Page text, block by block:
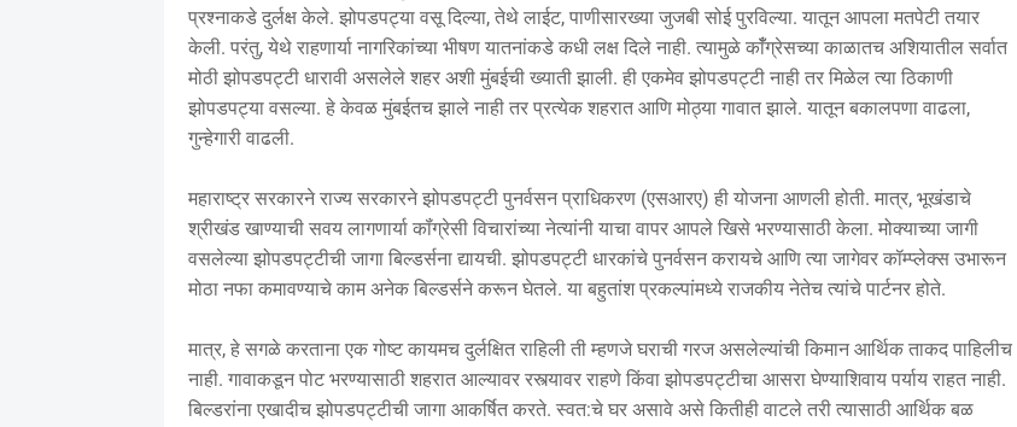
प्रश्नाकडे दुर्लक्ष केले. झोपडपट्या वसू दिल्या, तेथे लाईट, पाणीसारख्या जुजबी सोई पुरविल्या. यातून आपला मतपेटी तयार
केली. परंतु, येथे राहणार्या नागरिकांच्या भीषण यातनांकडे कधी लक्ष दिले नाही. त्यामुळे काँँग्रेसच्या काळातच अशियातील सर्वात
मोठी झोपडपट्टी धारावी असलेले शहर अशी मुंबईची ख्याती झाली. ही एकमेव झोपडपट्टी नाही तर मिळेल त्या ठिकाणी
झोपडपट्या वसल्या. हे केवळ मुंबईतच झाले नाही तर प्रत्येक शहरात आणि मोठ्या गावात झाले. यातून बकालपणा वाढला,
गुन्हेगारी वाढली.
महाराष्ट्र सरकारने राज्य सरकारने झोपडपट्टी पुनर्वसन प्राधिकरण (एसआरए) ही योजना आणली होती. मात्र, भूखंडाचे
श्रीखंड खाण्याची सवय लागणार्या कॉंग्रेसी विचारांच्या नेत्यांनी याचा वापर आपले खिसे भरण्यासाठी केला. मोक्याच्या जागी
वसलेल्या झोपडपट्टीची जागा बिल्डर्सना द्यायची. झोपडपट्टी धारकांचे पुनर्वसन करायचे आणि त्या जागेवर कॉम्प्लेक्स उभारून
मोठा नफा कमावण्याचे काम अनेक बिल्डर्सने करून घेतले. या बहुतांश प्रकल्पांमध्ये राजकीय नेतेच त्यांचे पार्टनर होते.
मात्र, हे सगळे करताना एक गोष्ट कायमच दुर्लक्षित राहिली ती म्हणजे घराची गरज असलेल्यांची किमान आर्थिक ताकद पाहिलीच
नाही. गावाकडून पोट भरण्यासाठी शहरात आल्यावर रस्त्यावर राहणे किंवा झोपडपट्टीचा आसरा घेण्याशिवाय पर्याय राहत नाही.
बिल्डरांना एखादीच झोपडपट्टीची जागा आकर्षित करते. स्वत:चे घर असावे असे कितीही वाटले तरी त्यासाठी आर्थिक बळ